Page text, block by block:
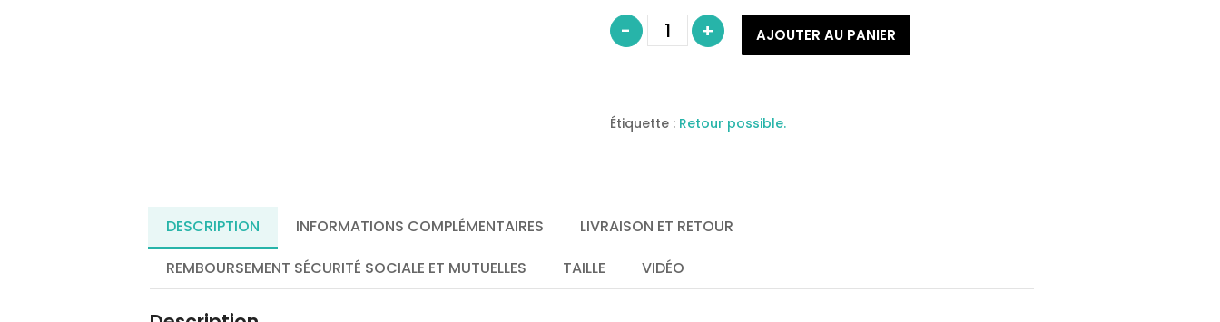
- quantité
MEDICAL
FEMME
MODÈLE
+ AJOUTER AU PANIER
Étiquette : Retour possible.
DESCRIPTION INFORMATIONS COMPLÉMENTAIRES
LIVRAISON ET RETOUR
REMBOURSEMENT SÉCURITÉ SOCIALE ET MUTUELLES
TAILLE VIDÉO